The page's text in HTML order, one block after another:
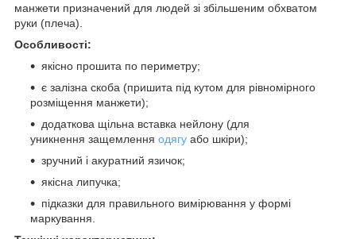
манжети призначений для людей зі збільшеним обхватом
руки (плеча).
Особливості:
якісно прошита по периметру;
є залізна скоба (пришита під кутом для рівномірного
розміщення манжети);
додаткова щільна вставка нейлону (для
уникнення защемлення одягу або шкіри);
зручний і акуратний язичок;
якісна липучка;
підказки для правильного вимірювання у формі
маркування.